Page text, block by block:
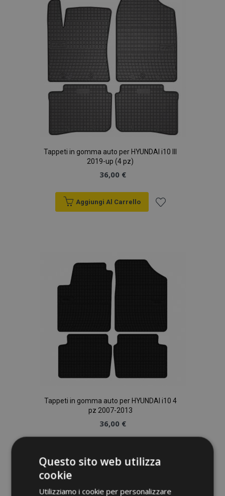
desideri
Tappeti in gomma auto per HYUNDAI i10 III
2019-up (4 pz)
36,00 €
Aggiungi Al Carrello
desideri
Tappeti in gomma auto per HYUNDAI i10 4
pz 2007-2013
36,00 €
Aggiungi
alla
Questo sito web utilizza
cookie
Utilizziamo i cookie per personalizzare